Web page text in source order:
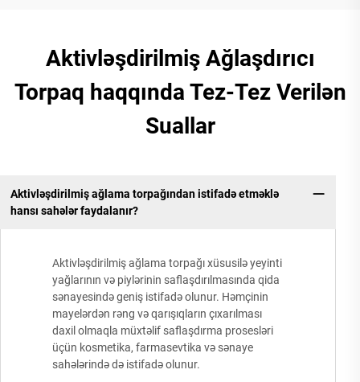
Aktivləşdirilmiş Ağlaşdırıcı
Torpaq haqqında Tez-Tez Verilən
Suallar
Aktivləşdirilmiş ağlama torpağından istifadə etməklə
hansı sahələr faydalanır?
Aktivləşdirilmiş ağlama torpağı xüsusilə yeyinti
yağlarının və piylərinin saflaşdırılmasında qida
sənayesində geniş istifadə olunur. Həmçinin
mayelərdən rəng və qarışıqların çıxarılması
daxil olmaqla müxtəlif saflaşdırma prosesləri
üçün kosmetika, farmasevtika və sənaye
sahələrində də istifadə olunur.